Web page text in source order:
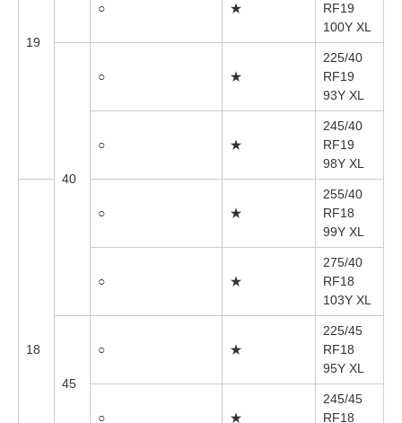
19
○ ★
RF19
100Y XL
40
○ ★
225/40
RF19
93Y XL
○ ★
245/40
RF19
98Y XL
18
○ ★
255/40
RF18
99Y XL
○ ★
275/40
RF18
103Y XL
45
○ ★
225/45
RF18
95Y XL
○ ★
245/45
RF18